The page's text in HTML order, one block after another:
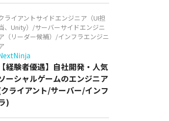
ライアントサイドエンジニア（UI担
、Unity）/サーバーサイドエンジニ
（リーダー候補）/インフラエンジニ
【経験者優遇】自社開発・人気
ーシャルゲームのエンジニア
ライアント/サーバー/インフ
)